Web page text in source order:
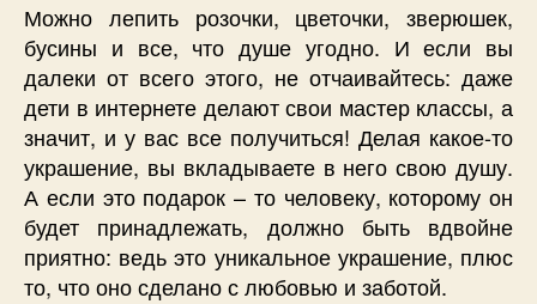
Можно лепить розочки, цветочки, зверюшек,
бусины и все, что душе угодно. И если вы
далеки от всего этого, не отчаивайтесь: даже
дети в интернете делают свои мастер классы, а
значит, и у вас все получиться! Делая какое-то
украшение, вы вкладываете в него свою душу.
А если это подарок – то человеку, которому он
будет принадлежать, должно быть вдвойне
приятно: ведь это уникальное украшение, плюс
то, что оно сделано с любовью и заботой.